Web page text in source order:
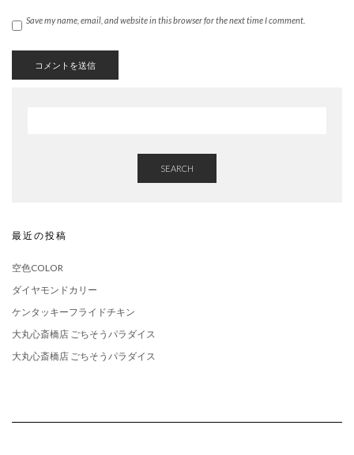
Save my name, email, and website in this browser for the next time I comment.
SEARCH
最近の投稿
空色COLOR
ダイヤモンドカリー
ケンタッキーフライドチキン
大丸心斎橋店 ごちそうパラダイス
大丸心斎橋店 ごちそうパラダイス